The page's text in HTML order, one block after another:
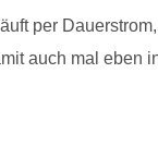
per
auch mal eben